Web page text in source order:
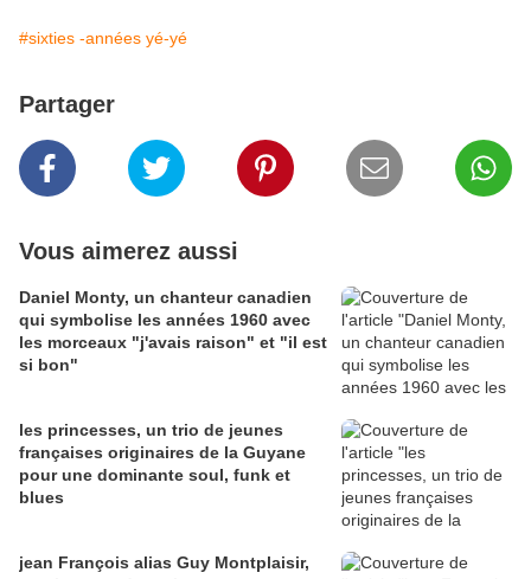
#sixties -années yé-yé
Partager
Vous aimerez aussi
Daniel Monty, un chanteur canadien
qui symbolise les années 1960 avec
les morceaux "j'avais raison" et "il est
si bon"
les princesses, un trio de jeunes
françaises originaires de la Guyane
pour une dominante soul, funk et
blues
jean François alias Guy Montplaisir,